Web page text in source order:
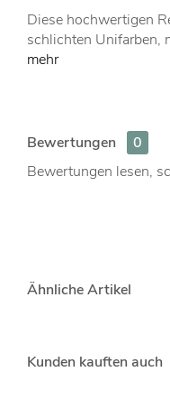
Diese hochwertigen
schlichten Unifarben,
mehr
Bewertungen
0
Bewertungen lesen,
Ähnliche Artikel
Kunden kauften auch